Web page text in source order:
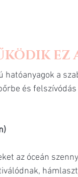
EZ
hatóanyagok a
és
az óceán